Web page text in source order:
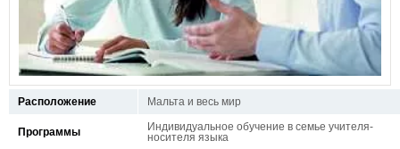
Расположение Мальта и весь мир
Программы
Индивидуальное обучение в семье учителя-
носителя языка